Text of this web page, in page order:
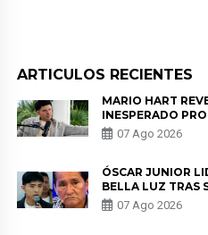
ARTICULOS RECIENTES
MARIO HART
INESPERADO
SALUD ANTES DE
KORINA: “ME
07 Ago 2026
ÓSCAR JUNIOR
BELLA LUZ TRAS
PADRE POR
NALDY SALDAÑA
07 Ago 2026